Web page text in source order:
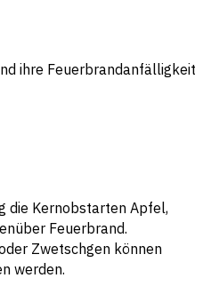
ihre Feuerbrandanfälligkeit
die Kernobstarten Apfel,
Feuerbrand.
Zwetschgen können
werden.